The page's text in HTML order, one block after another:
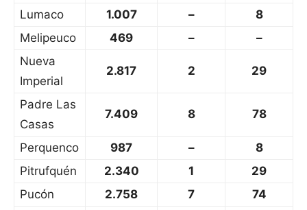
Lumaco 1.007 –
8
Melipeuco
469 –
–
Nueva
Imperial
2.817 2 29
Padre Las
Casas
7.409 8 78
Perquenco 987 –
8
Pitrufquén
2.340 1
29
Pucón
2.758 7
74